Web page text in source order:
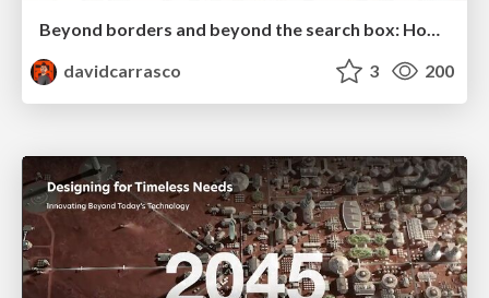
Beyond borders and beyond the search box: How to win the global "messy middle" with AI-driven SEO
davidcarrasco
3 200